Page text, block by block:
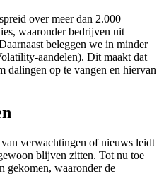
over meer dan 2.000
waaronder bedrijven uit
beleggen we in minder
aandelen). Dit maakt dat
dalingen op te vangen en hiervan
verwachtingen of nieuws leidt
blijven zitten. Tot nu toe
gekomen, waaronder de